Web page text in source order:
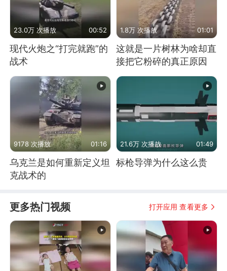
23.0万 次播放 00:52
现代火炮之“打完就跑”的
战术
1.8万 次播放 01:01
这就是一片树林为啥却直
接把它粉碎的真正原因
9178 次播放 01:16
乌克兰是如何重新定义坦
克战术的
21.6万 次播放 01:49
标枪导弹为什么这么贵
更多热门视频 打开应用 查看更多